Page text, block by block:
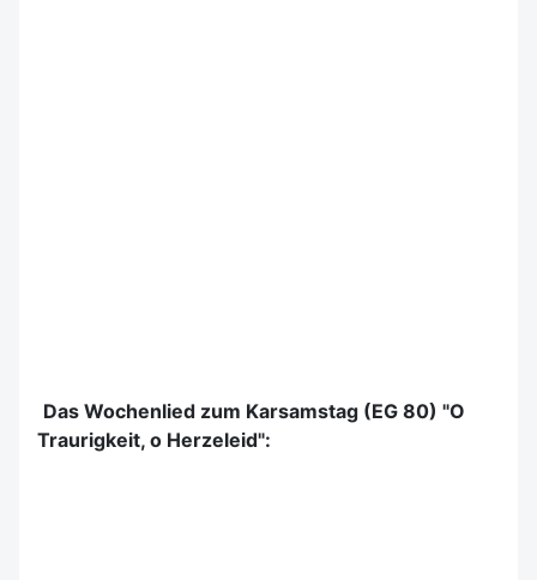
Das Wochenlied zum Karsamstag (EG 80) "O
Traurigkeit, o Herzeleid":